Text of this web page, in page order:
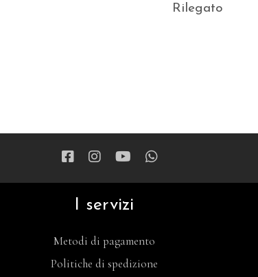
Rilegato
I servizi
Metodi di pagamento
Politiche di spedizione